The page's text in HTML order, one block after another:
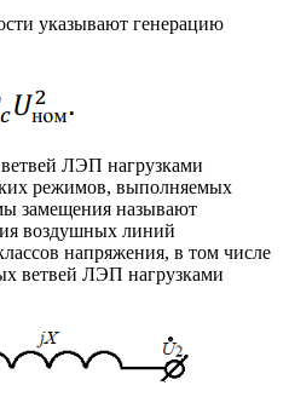
указывают генерацию
ЛЭП нагрузками
режимов, выполняемых
замещения называют
воздушных линий
напряжения, в том числе
ветвей ЛЭП нагрузками